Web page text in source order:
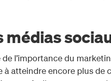
médias
l’importance du
atteindre encore plus de